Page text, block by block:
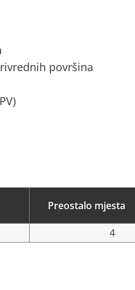
površina
Preostalo mjesta
4